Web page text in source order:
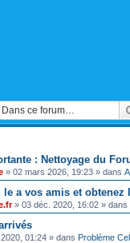
: Nettoyage du
» 02 mars 2026, 19:23 » dans
le a vos amis et obtenez
» 03 déc. 2020, 16:02 » dans
01:24 » dans Problème